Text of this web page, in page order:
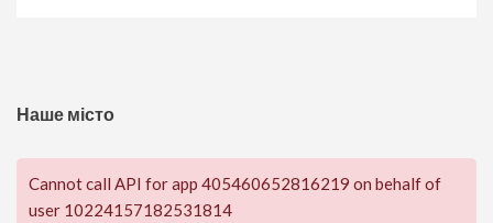
Наше місто
Cannot call API for app 405460652816219 on behalf of
user 10224157182531814